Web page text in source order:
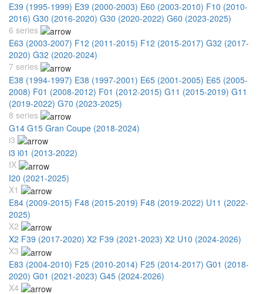
E39 (1995-1999) E39 (2000-2003) E60 (2003-2010) F10 (2010-
2016) G30 (2016-2020) G30 (2020-2022) G60 (2023-2025)
6 series
E63 (2003-2007) F12 (2011-2015) F12 (2015-2017) G32 (2017-
2020) G32 (2020-2024)
7 series
E38 (1994-1997) E38 (1997-2001) E65 (2001-2005) E65 (2005-
2008) F01 (2008-2012) F01 (2012-2015) G11 (2015-2019) G11
(2019-2022) G70 (2023-2025)
8 series
G14 G15 Gran Coupe (2018-2024)
i3
i3 i01 (2013-2022)
IX
I20 (2021-2025)
X1
E84 (2009-2015) F48 (2015-2019) F48 (2019-2022) U11 (2022-
2025)
X2
X2 F39 (2017-2020) X2 F39 (2021-2023) X2 U10 (2024-2026)
X3
E83 (2004-2010) F25 (2010-2014) F25 (2014-2017) G01 (2018-
2020) G01 (2021-2023) G45 (2024-2026)
X4